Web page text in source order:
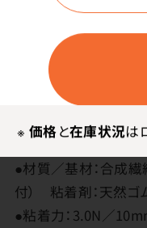
※ 価格と在庫状況は
手で切断可能です。
テープの上から筆記
その他
●日本製
●材質／基材：合成繊
付） 粘着剤：天然ゴ
●粘着力：3.0N／